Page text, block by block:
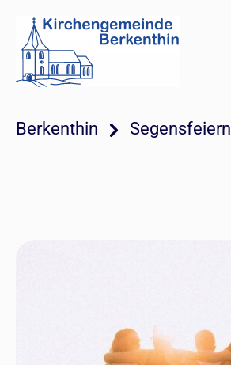
Berkenthin Segensfeiern